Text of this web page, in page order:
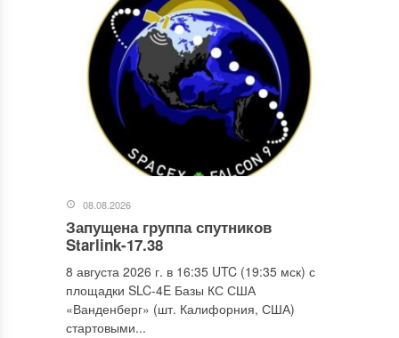
08.08.2026
Запущена группа спутников
Starlink-17.38
8 августа 2026 г. в 16:35 UTC (19:35 мск) с
площадки SLC-4E Базы КС США
«Ванденберг» (шт. Калифорния, США)
стартовыми...